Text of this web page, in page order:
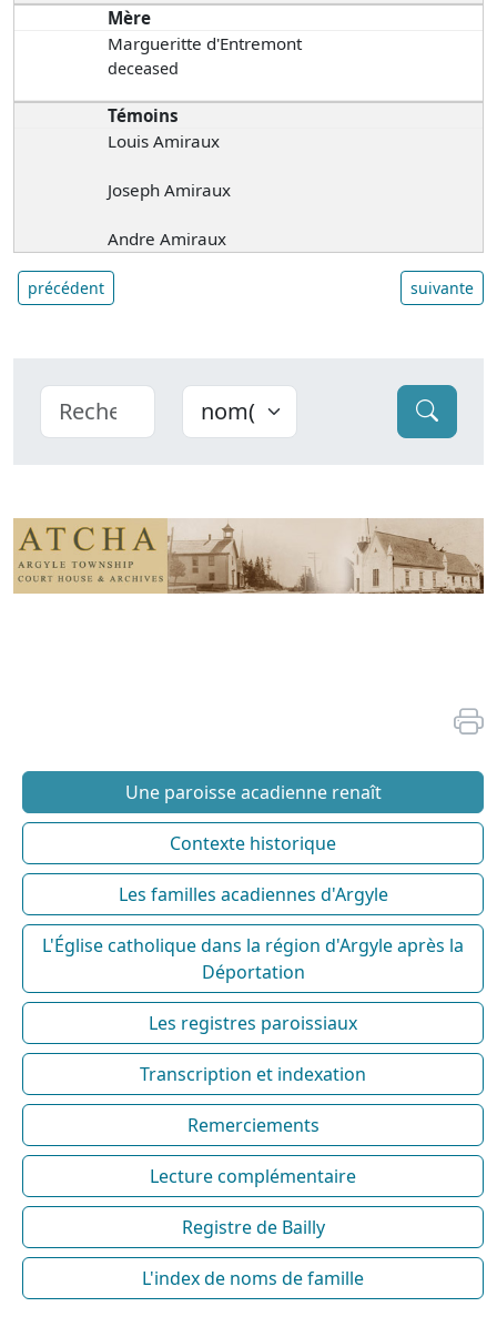
Mère
Margueritte d'Entremont
deceased
Témoins
Louis Amiraux
Joseph Amiraux
Andre Amiraux
précédent suivante
Une paroisse acadienne renaît
Contexte historique
Les familles acadiennes d'Argyle
L'Église catholique dans la région d'Argyle après la
Déportation
Les registres paroissiaux
Transcription et indexation
Remerciements
Lecture complémentaire
Registre de Bailly
L'index de noms de famille